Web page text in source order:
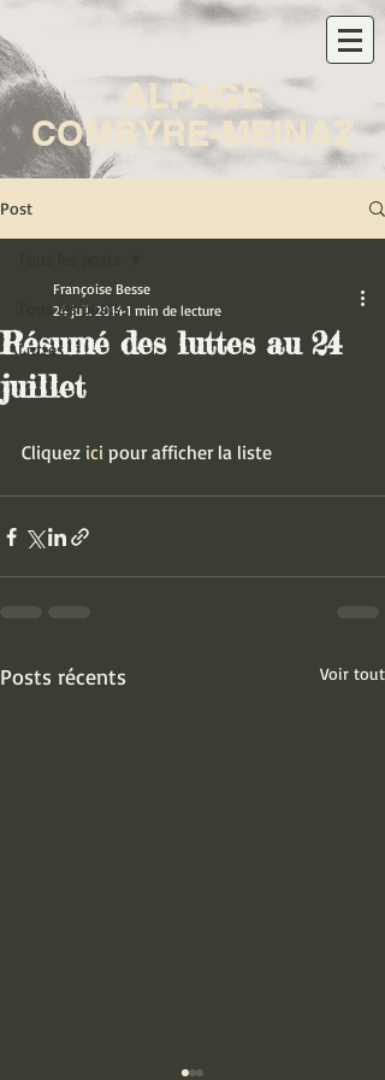
ALPAGE
COMBYRE-MEINAZ
Post
Tous les posts
Luttes
Résumé des luttes au 24
juillet
Françoise Besse
24 juil. 2014 1 min de lecture
Cliquez ici pour afficher la liste
Posts récents Voir tout